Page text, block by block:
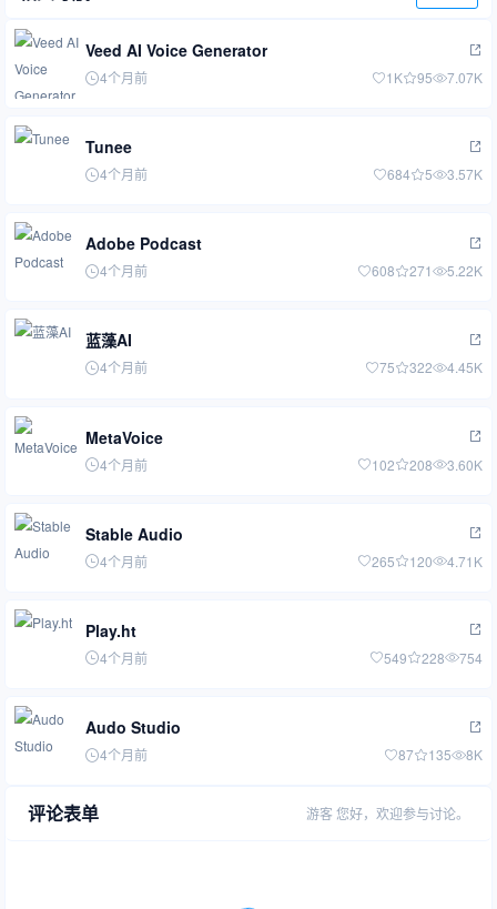
Veed AI Voice Generator
4个月前 1K 95 7.07K
Tunee
4个月前 684 5 3.57K
Adobe Podcast
4个月前 608 271 5.22K
蓝藻AI
4个月前 75 322 4.45K
MetaVoice
4个月前 102 208 3.60K
Stable Audio
4个月前 265 120 4.71K
Play.ht
4个月前 549 228 754
Audo Studio
4个月前 87 135 8K
评论表单 游客 您好，欢迎参与讨论。